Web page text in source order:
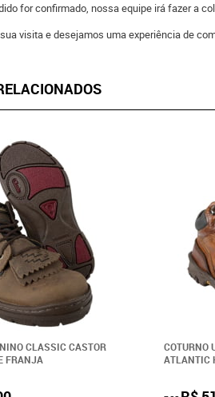
for confirmado, nossa equipe irá fazer a
visita e desejamos uma experiência de
CLASSIC CASTOR
FRANJA
COTURNO
ATLANTIC